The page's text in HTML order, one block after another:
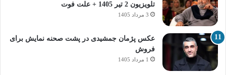
تلویزیون 2 تیر 1405 + علت فوت
3 مرداد 1405
عکس پژمان جمشیدی در پشت صحنه نمایش برای
فروش
1 مرداد 1405